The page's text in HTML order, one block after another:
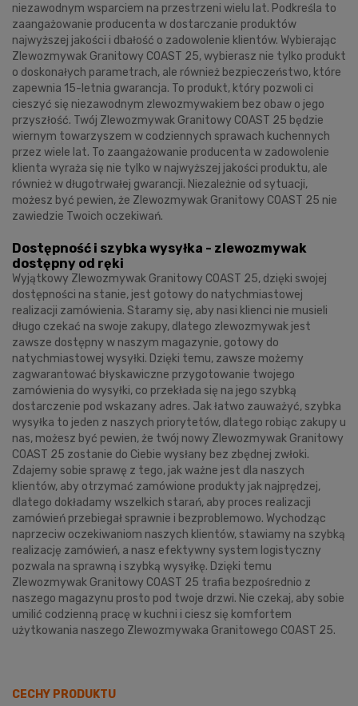
niezawodnym wsparciem na przestrzeni wielu lat. Podkreśla to
zaangażowanie producenta w dostarczanie produktów
najwyższej jakości i dbałość o zadowolenie klientów. Wybierając
Zlewozmywak Granitowy COAST 25, wybierasz nie tylko produkt
o doskonałych parametrach, ale również bezpieczeństwo, które
zapewnia 15-letnia gwarancja. To produkt, który pozwoli ci
cieszyć się niezawodnym zlewozmywakiem bez obaw o jego
przyszłość. Twój Zlewozmywak Granitowy COAST 25 będzie
wiernym towarzyszem w codziennych sprawach kuchennych
przez wiele lat. To zaangażowanie producenta w zadowolenie
klienta wyraża się nie tylko w najwyższej jakości produktu, ale
również w długotrwałej gwarancji. Niezależnie od sytuacji,
możesz być pewien, że Zlewozmywak Granitowy COAST 25 nie
zawiedzie Twoich oczekiwań.
Dostępność i szybka wysyłka - zlewozmywak
dostępny od ręki
Wyjątkowy Zlewozmywak Granitowy COAST 25, dzięki swojej
dostępności na stanie, jest gotowy do natychmiastowej
realizacji zamówienia. Staramy się, aby nasi klienci nie musieli
długo czekać na swoje zakupy, dlatego zlewozmywak jest
zawsze dostępny w naszym magazynie, gotowy do
natychmiastowej wysyłki. Dzięki temu, zawsze możemy
zagwarantować błyskawiczne przygotowanie twojego
zamówienia do wysyłki, co przekłada się na jego szybką
dostarczenie pod wskazany adres. Jak łatwo zauważyć, szybka
wysyłka to jeden z naszych priorytetów, dlatego robiąc zakupy u
nas, możesz być pewien, że twój nowy Zlewozmywak Granitowy
COAST 25 zostanie do Ciebie wysłany bez zbędnej zwłoki.
Zdajemy sobie sprawę z tego, jak ważne jest dla naszych
klientów, aby otrzymać zamówione produkty jak najprędzej,
dlatego dokładamy wszelkich starań, aby proces realizacji
zamówień przebiegał sprawnie i bezproblemowo. Wychodząc
naprzeciw oczekiwaniom naszych klientów, stawiamy na szybką
realizację zamówień, a nasz efektywny system logistyczny
pozwala na sprawną i szybką wysyłkę. Dzięki temu
Zlewozmywak Granitowy COAST 25 trafia bezpośrednio z
naszego magazynu prosto pod twoje drzwi. Nie czekaj, aby sobie
umilić codzienną pracę w kuchni i ciesz się komfortem
użytkowania naszego Zlewozmywaka Granitowego COAST 25.
CECHY PRODUKTU